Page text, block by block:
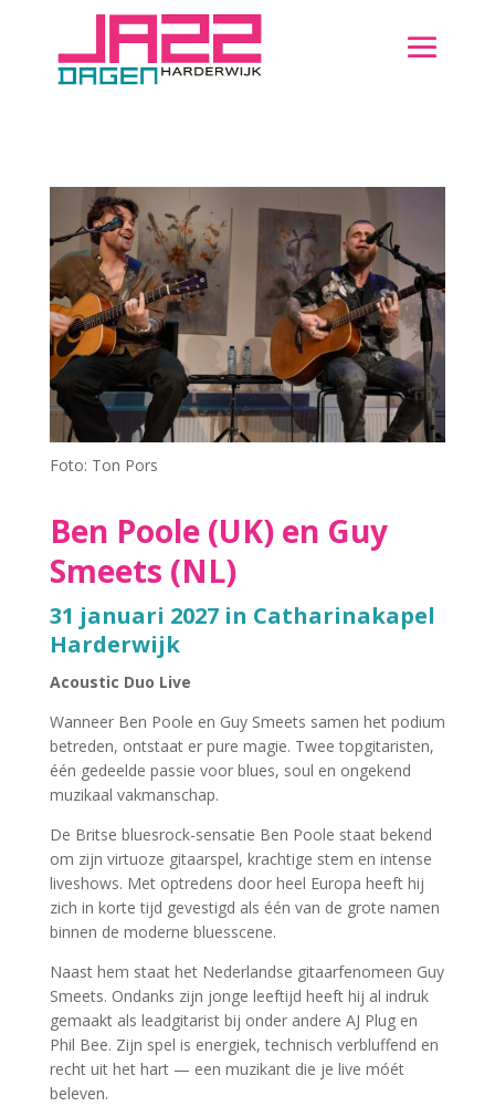
Foto: Ton Pors
Ben Poole (UK) en Guy
Smeets (NL)
31 januari 2027 in Catharinakapel
Harderwijk
Acoustic Duo Live
Wanneer Ben Poole en Guy Smeets samen het podium
betreden, ontstaat er pure magie. Twee topgitaristen,
één gedeelde passie voor blues, soul en ongekend
muzikaal vakmanschap.
De Britse bluesrock-sensatie Ben Poole staat bekend
om zijn virtuoze gitaarspel, krachtige stem en intense
liveshows. Met optredens door heel Europa heeft hij
zich in korte tijd gevestigd als één van de grote namen
binnen de moderne bluesscene.
Naast hem staat het Nederlandse gitaarfenomeen Guy
Smeets. Ondanks zijn jonge leeftijd heeft hij al indruk
gemaakt als leadgitarist bij onder andere AJ Plug en
Phil Bee. Zijn spel is energiek, technisch verbluffend en
recht uit het hart — een muzikant die je live móét
beleven.